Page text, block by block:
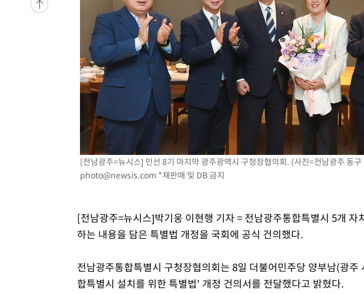
37분 전 >
낮 최고 35도 '무더위'…동해안 시간당 30㎜ '강한 비'[내일날씨]
[속보]이강인 "감독님이 원하는 마음 느꼈고, 많은 트로피 원해 아틀레티
수도권 40도 육박 '펄펄'…동해안 일부 지역엔 호의주의보
온열질환 사망자 3명 늘어…누적 환자 3000명 돌파
강릉에 시간당 81.4㎜ 물폭탄…도로 잠기고 담벼락 붕괴
백운산서 80년근 천종산삼 9뿌리 발견…감정가 1.3억원
선재도서 해루질 나섰다 실종 60대, 닷새 만에 숨진 채 발견
남자 농구, 나고야 아시안게임서 '홈팀' 일본과 한일전
여수 오동도 해상서 모터보트 전복…1명 사망·1명 실종
극한폭염 한풀 꺾이지만…'낮 최고 35도' 무더위, 열대야 계속[다음주
축구협회 "압수수색·성접대 논란 사과…쇄신의 기회로 삼겠다"
[속보]'압수수색·성접대 논란' 축구협회 "실망과 걱정 안겨드려 죄송"
[속보]뉴욕증시 상승 마감…S&P 0.6% 나스닥 1.3%↑
[전남광주=뉴시스] 민선 8기 마지막 광주광역시 구청장협의회. (사진=전남광주 동
photo@newsis.com *재판매 및 DB 금지
[전남광주=뉴시스]박기웅 이현행 기자 = 전남광주통합특별시 5개
하는 내용을 담은 특별법 개정을 국회에 공식 건의했다.
전남광주통합특별시 구청장협의회는 8일 더불어민주당 양부남(광
합특별시 설치를 위한 특별법' 개정 건의서를 전달했다고 밝혔다.